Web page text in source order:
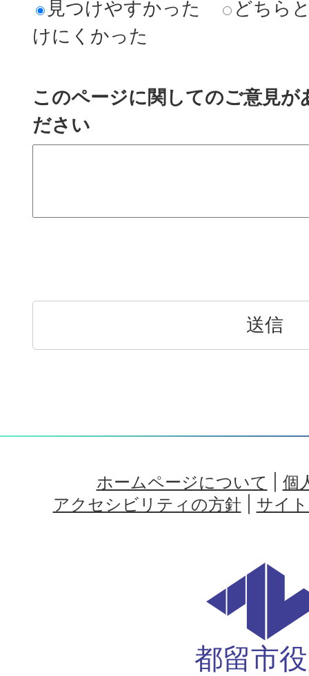
見つけやすかった
どちら
けにくかった
このページに関してのご意見
ださい
ホームページについて
個
アクセシビリティの方針| サイ
都留市